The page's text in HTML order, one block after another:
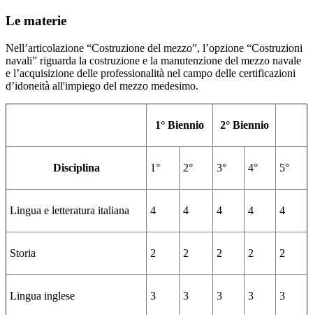
Le materie
Nell’articolazione “Costruzione del mezzo”, l’opzione “Costruzioni
navali” riguarda la costruzione e la manutenzione del mezzo navale
e l’acquisizione delle professionalità nel campo delle certificazioni
d’idoneità all'impiego del mezzo medesimo.
1° Biennio 2° Biennio
Disciplina 1° 2° 3° 4° 5°
Lingua e letteratura italiana 4 4 4 4 4
Storia 2 2 2 2 2
Lingua inglese 3 3 3 3 3